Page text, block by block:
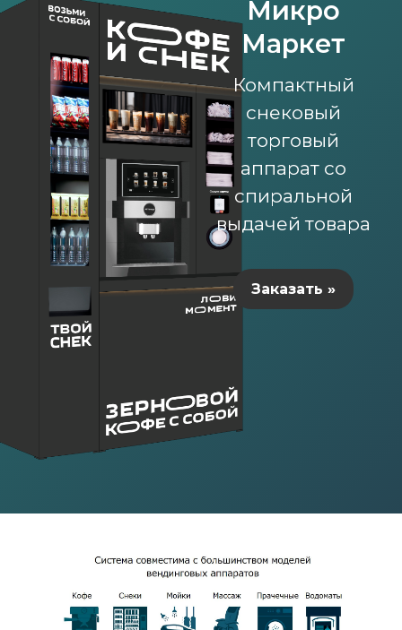
Микро
Маркет
Компактный
снековый
торговый
аппарат со
спиральной
выдачей товара
Заказать »